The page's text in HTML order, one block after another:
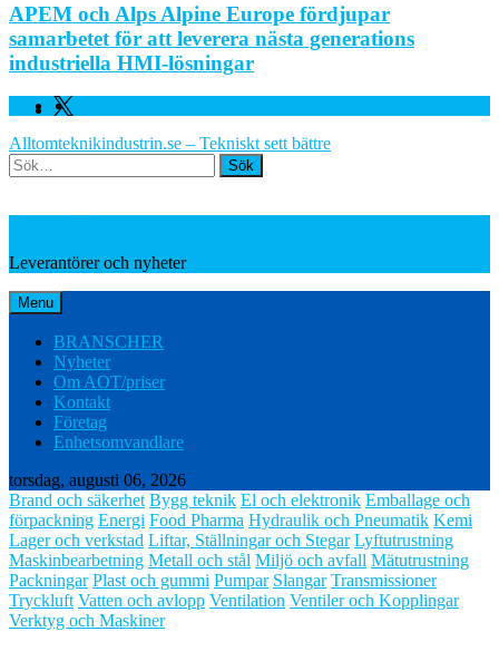
APEM och Alps Alpine Europe fördjupar
samarbetet för att leverera nästa generations
industriella HMI-lösningar
Facebook
Twitter
Alltomteknikindustrin.se – Tekniskt sett bättre
Search
Leverantörer och nyheter
Menu
BRANSCHER
Nyheter
Om AOT/priser
Kontakt
Företag
Enhetsomvandlare
torsdag, augusti 06, 2026
Brand och säkerhet Bygg teknik El och elektronik Emballage och
förpackning Energi Food Pharma Hydraulik och Pneumatik Kemi
Lager och verkstad Liftar, Ställningar och Stegar Lyftutrustning
Maskinbearbetning Metall och stål Miljö och avfall Mätutrustning
Packningar Plast och gummi Pumpar Slangar Transmissioner
Tryckluft Vatten och avlopp Ventilation Ventiler och Kopplingar
Verktyg och Maskiner